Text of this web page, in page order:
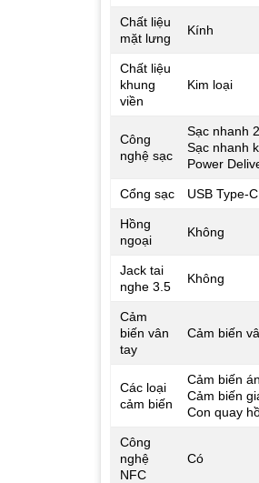
Chất liệu
mặt lưng
Kính
Chất liệu
khung
viền
Kim loại
Công
nghệ sạc
Sạc nhanh
Sạc nhanh
Power
Cổng sạc USB Type-C
Hồng
ngoại
Không
Jack tai
nghe 3.5
Không
Cảm
biến vân
tay
Cảm biến
Các loại
cảm biến
Cảm biến
Cảm biến
Con quay
Công
nghệ
NFC
Có